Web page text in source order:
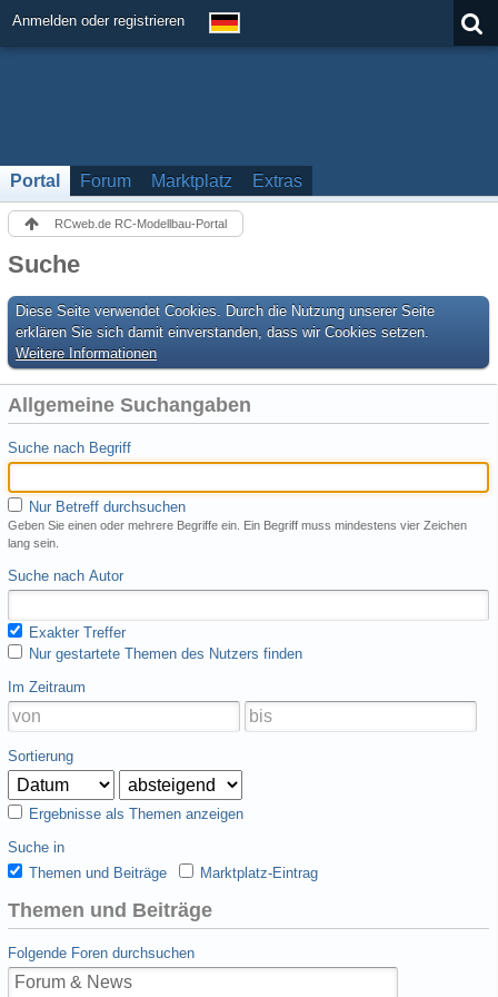
Anmelden oder registrieren
Portal Forum Marktplatz Extras
RCweb.de RC-Modellbau-Portal
Suche
Diese Seite verwendet Cookies. Durch die Nutzung unserer Seite
erklären Sie sich damit einverstanden, dass wir Cookies setzen.
Weitere Informationen
Allgemeine Suchangaben
Suche nach Begriff
Nur Betreff durchsuchen
Geben Sie einen oder mehrere Begriffe ein. Ein Begriff muss mindestens vier Zeichen
lang sein.
Suche nach Autor
Exakter Treffer
Nur gestartete Themen des Nutzers finden
Im Zeitraum
Sortierung
Ergebnisse als Themen anzeigen
Suche in
Themen und Beiträge
Marktplatz-Eintrag
Themen und Beiträge
Folgende Foren durchsuchen